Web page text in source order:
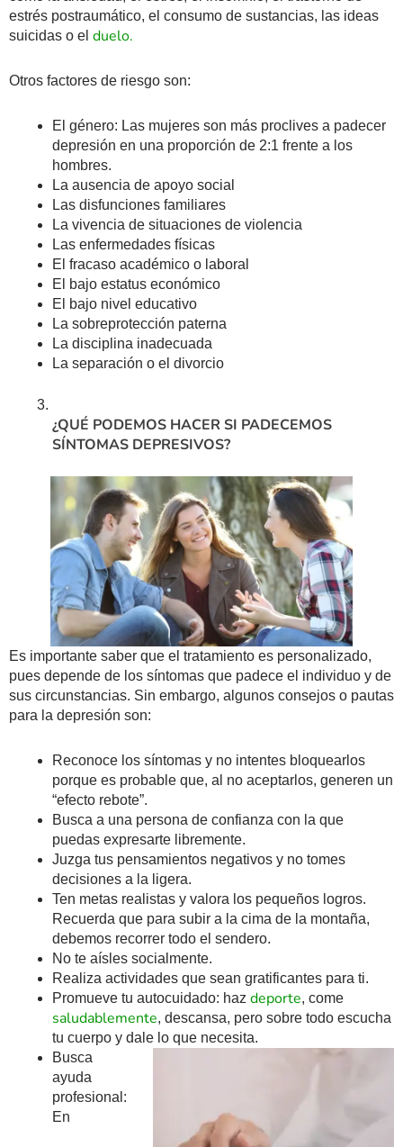
estrés postraumático, el consumo de sustancias, las ideas
suicidas o el duelo.
Otros factores de riesgo son:
El género: Las mujeres son más proclives a padecer
depresión en una proporción de 2:1 frente a los
hombres.
La ausencia de apoyo social
Las disfunciones familiares
La vivencia de situaciones de violencia
Las enfermedades físicas
El fracaso académico o laboral
El bajo estatus económico
El bajo nivel educativo
La sobreprotección paterna
La disciplina inadecuada
La separación o el divorcio
¿QUÉ PODEMOS HACER SI PADECEMOS
SÍNTOMAS DEPRESIVOS?
Es importante saber que el tratamiento es personalizado,
pues depende de los síntomas que padece el individuo y de
sus circunstancias. Sin embargo, algunos consejos o pautas
para la depresión son:
Reconoce los síntomas y no intentes bloquearlos
porque es probable que, al no aceptarlos, generen un
“efecto rebote”.
Busca a una persona de confianza con la que
puedas expresarte libremente.
Juzga tus pensamientos negativos y no tomes
decisiones a la ligera.
Ten metas realistas y valora los pequeños logros.
Recuerda que para subir a la cima de la montaña,
debemos recorrer todo el sendero.
No te aísles socialmente.
Realiza actividades que sean gratificantes para ti.
Promueve tu autocuidado: haz deporte, come
saludablemente, descansa, pero sobre todo escucha
tu cuerpo y dale lo que necesita.
Busca
ayuda
profesional:
En